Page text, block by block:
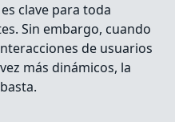
clave para toda
Sin embargo, cuando
de usuarios
más dinámicos, la